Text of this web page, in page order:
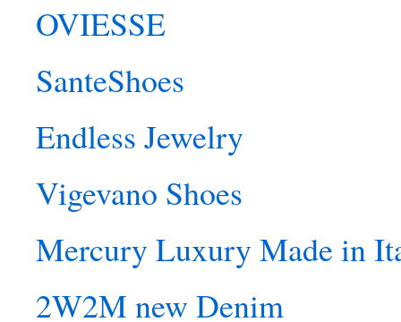
OVIESSE
SanteShoes
Endless Jewelry
Vigevano Shoes
Mercury Luxury Made in
2W2M new Denim